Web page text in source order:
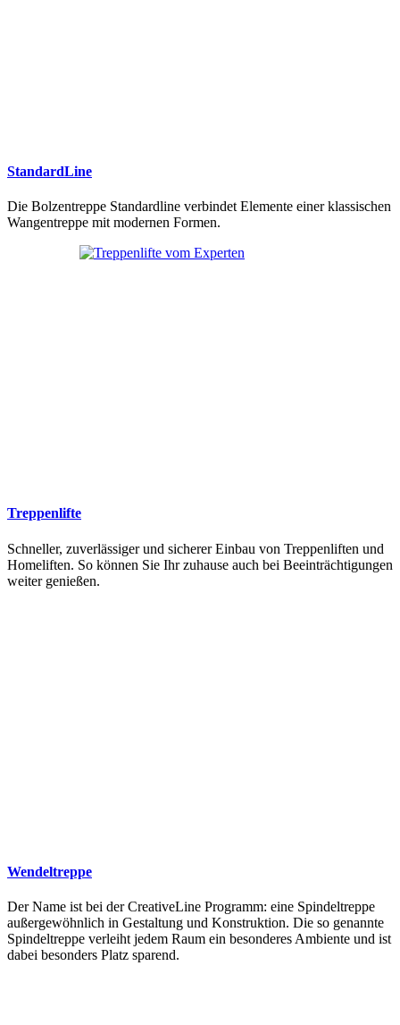
StandardLine
Die Bolzentreppe Standardline verbindet Elemente einer klassischen
Wangentreppe mit modernen Formen.
Treppenlifte
Schneller, zuverlässiger und sicherer Einbau von Treppenliften und
Homeliften. So können Sie Ihr zuhause auch bei Beeinträchtigungen
weiter genießen.
Wendeltreppe
Der Name ist bei der CreativeLine Programm: eine Spindeltreppe
außergewöhnlich in Gestaltung und Konstruktion. Die so genannte
Spindeltreppe verleiht jedem Raum ein besonderes Ambiente und ist
dabei besonders Platz sparend.